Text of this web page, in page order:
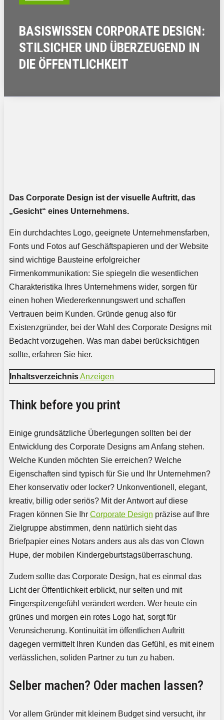
BASISWISSEN CORPORATE DESIGN:
STILSICHER UND ÜBERZEUGEND IN
DIE ÖFFENTLICHKEIT
Das Corporate Design ist der visuelle Auftritt, das
„Gesicht“ eines Unternehmens.
Ein durchdachtes Logo, geeignete Unternehmensfarben,
Fonts und Fotos auf Geschäftspapieren und der Website
sind wichtige Bausteine erfolgreicher
Firmenkommunikation: Sie spiegeln die wesentlichen
Charakteristika Ihres Unternehmens wider, sorgen für
einen hohen Wiedererkennungswert und schaffen
Vertrauen beim Kunden. Gründe genug also für
Existenzgründer, bei der Wahl des Corporate Designs mit
Bedacht vorzugehen. Was man dabei berücksichtigen
sollte, erfahren Sie hier.
InhaltsverzeichnisAnzeigen
Think before you print
Einige grundsätzliche Überlegungen sollten bei der
Entwicklung des Corporate Designs am Anfang stehen.
Welche Kunden möchten Sie erreichen? Welche
Eigenschaften sind typisch für Sie und Ihr Unternehmen?
Eher konservativ oder locker? Unkonventionell, elegant,
kreativ, billig oder seriös? Mit der Antwort auf diese
Fragen können Sie Ihr Corporate Design präzise auf Ihre
Zielgruppe abstimmen, denn natürlich sieht das
Briefpapier eines Notars anders aus als das von Clown
Hupe, der mobilen Kindergeburtstagsüberraschung.
Zudem sollte das Corporate Design, hat es einmal das
Licht der Öffentlichkeit erblickt, nur selten und mit
Fingerspitzengefühl verändert werden. Wer heute ein
grünes und morgen ein rotes Logo hat, sorgt für
Verunsicherung. Kontinuität im öffentlichen Auftritt
dagegen vermittelt Ihren Kunden das Gefühl, es mit einem
verlässlichen, soliden Partner zu tun zu haben.
Selber machen? Oder machen lassen?
Vor allem Gründer mit kleinem Budget sind versucht, ihr